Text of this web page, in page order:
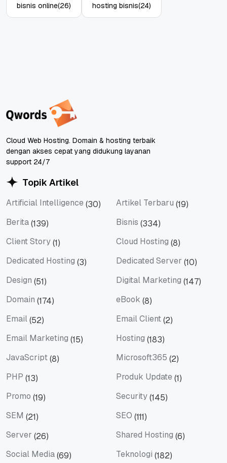
bisnis online(26) hosting bisnis(24)
Cloud Web Hosting. Domain & hosting terbaik
dengan akses cepat yang didukung layanan
support 24/7
Topik Artikel
Artificial Intelligence (30) Artikel Terbaru (19)
Berita(139) Bisnis (334)
Client Story(1) Cloud Hosting (8)
Dedicated Hosting (3) Dedicated Server (10)
Design (51) Digital Marketing (147)
Domain (174) eBook (8)
Email(52) Email Client(2)
Email Marketing (15) Hosting (183)
JavaScript(8) Microsoft365 (2)
PHP (13) Produk Update (1)
Promo (19) Security(145)
SEM (21) SEO (111)
Server (26) Shared Hosting (6)
Social Media(69) Teknologi (182)